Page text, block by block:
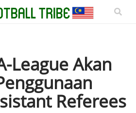
League Akan
Referees